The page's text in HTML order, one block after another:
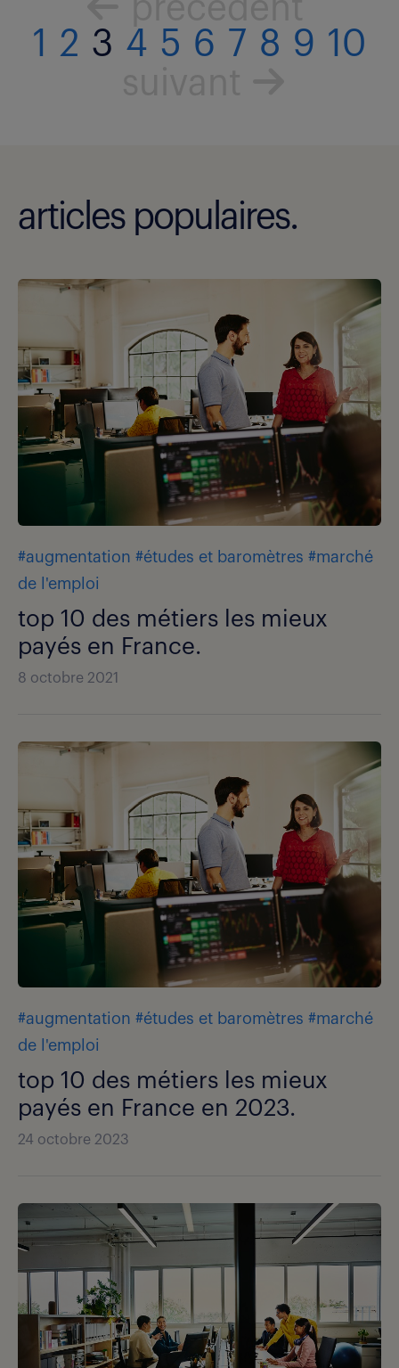
1 2 3 4 5 6 7 8 9 10
articles populaires.
#augmentation #études et baromètres #marché
de l'emploi
top 10 des métiers les mieux
payés en France.
8 octobre 2021
#augmentation #études et baromètres #marché
de l'emploi
top 10 des métiers les mieux
payés en France en 2023.
24 octobre 2023